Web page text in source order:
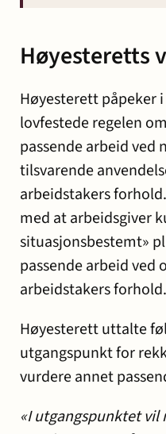
Høyesteretts
Høyesterett påpeker
lovfestede regelen
passende arbeid ved
tilsvarende
arbeidstakers
med at arbeidsgiver
situasjonsbestemt»
passende arbeid ved
arbeidstakers forhold.
Høyesterett uttalte
utgangspunkt for
vurdere annet
«I utgangspunktet